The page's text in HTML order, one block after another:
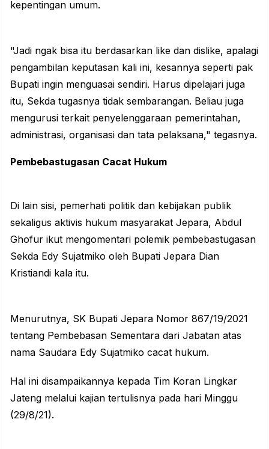
kepentingan umum.
"Jadi ngak bisa itu berdasarkan like dan dislike, apalagi
pengambilan keputasan kali ini, kesannya seperti pak
Bupati ingin menguasai sendiri. Harus dipelajari juga
itu, Sekda tugasnya tidak sembarangan. Beliau juga
mengurusi terkait penyelenggaraan pemerintahan,
administrasi, organisasi dan tata pelaksana," tegasnya.
Pembebastugasan Cacat Hukum
Di lain sisi, pemerhati politik dan kebijakan publik
sekaligus aktivis hukum masyarakat Jepara, Abdul
Ghofur ikut mengomentari polemik pembebastugasan
Sekda Edy Sujatmiko oleh Bupati Jepara Dian
Kristiandi kala itu.
Menurutnya, SK Bupati Jepara Nomor 867/19/2021
tentang Pembebasan Sementara dari Jabatan atas
nama Saudara Edy Sujatmiko cacat hukum.
Hal ini disampaikannya kepada Tim Koran Lingkar
Jateng melalui kajian tertulisnya pada hari Minggu
(29/8/21).